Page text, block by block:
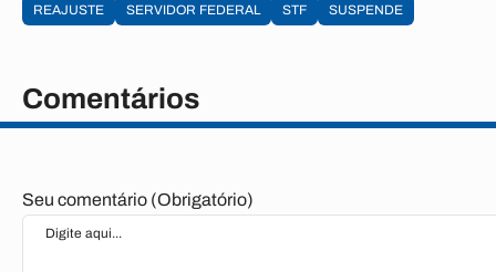
REAJUSTE SERVIDOR FEDERAL STF SUSPENDE
Comentários
Seu comentário (Obrigatório)